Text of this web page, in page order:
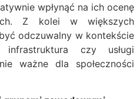
wpłynąć na ich ocenę
Z kolei w większych
odczuwalny w kontekście
czy usługi
ważne dla społeczności